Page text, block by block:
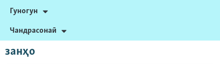
Гуногун
Чандрасонаӣ
занҳо